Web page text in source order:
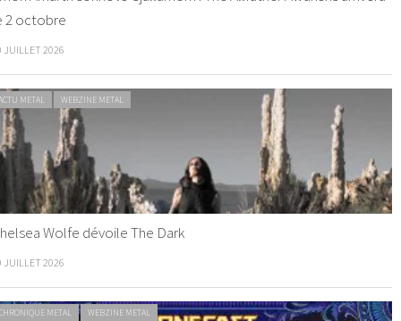
2 octobre
JUILLET 2026
METAL WEBZINE METAL
Wolfe dévoile The Dark
JUILLET 2026
METAL WEBZINE METAL